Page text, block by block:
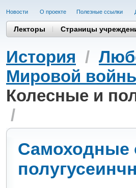
Новости О проекте Полезные cсылки
Лекторы Страницы
История /
Мировой
Колесные и
/
Самоходные